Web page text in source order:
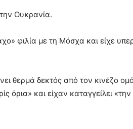
Ουκρανία.
φιλία με τη Μόσχα και είχε
θερμά δεκτός από τον κινέζο
όρια» και είχαν καταγγείλει